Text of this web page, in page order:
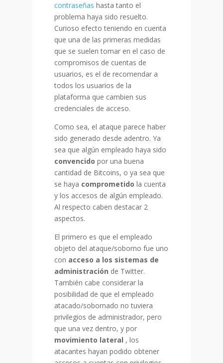
contraseñas hasta tanto el
problema haya sido resuelto.
Curioso efecto teniendo en cuenta
que una de las primeras medidas
que se suelen tomar en el caso de
compromisos de cuentas de
usuarios, es el de recomendar a
todos los usuarios de la
plataforma que cambien sus
credenciales de acceso.
Como sea, el ataque parece haber
sido generado desde adentro. Ya
sea que algún empleado haya sido
convencido por una buena
cantidad de Bitcoins, o ya sea que
se haya comprometido la cuenta
y los accesos de algún empleado.
Al respecto caben destacar 2
aspectos.
El primero es que el empleado
objeto del ataque/soborno fue uno
con acceso a los sistemas de
administración de Twitter.
También cabe considerar la
posibilidad de que el empleado
atacado/sobornado no tuviera
privilegios de administrador, pero
que una vez dentro, y por
movimiento lateral , los
atacantes hayan podido obtener